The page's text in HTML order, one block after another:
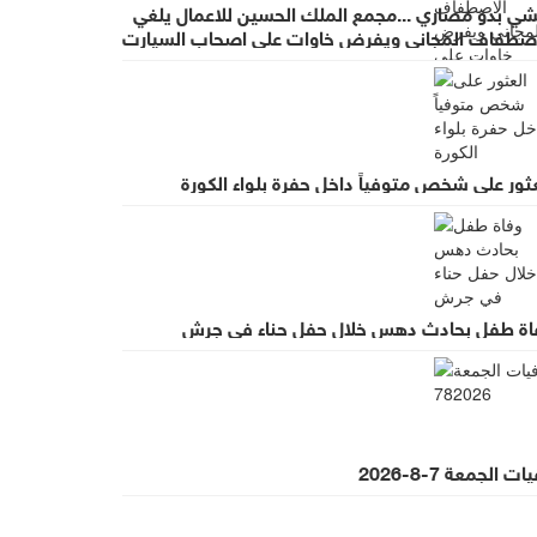
بدو مصاري ...مجمع الملك الحسين للاعمال يلغي
المجاني ويفرض خاوات على اصحاب السيارت
وغضب واسع لقرار يطرد الاستثمار
على شخص متوفياً داخل حفرة بلواء الكورة
طفل بحادث دهس خلال حفل حناء في جرش
الجمعة 7-8-2026